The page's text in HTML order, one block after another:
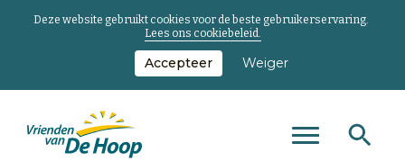
Deze website gebruikt cookies voor de beste gebruikerservaring.
Lees ons cookiebeleid.
Accepteer Weiger
Zoeken
Toggle
naar...